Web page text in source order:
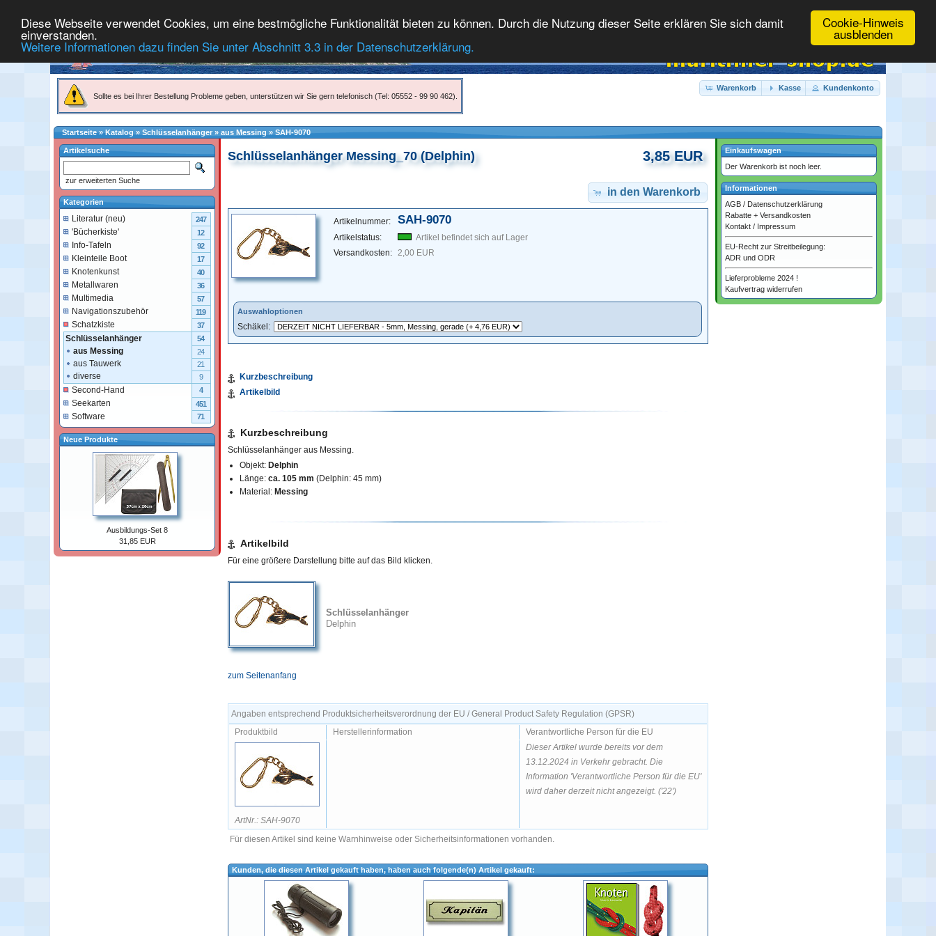
Cookie-Hinweis
ausblenden
Diese Webseite verwendet Cookies, um eine bestmögliche Funktionalität bieten zu können. Durch die Nutzung dieser Seite erklären Sie sich damit
einverstanden.
Weitere Informationen dazu finden Sie unter Abschnitt 3.3 in der Datenschutzerklärung.
Sollte es bei Ihrer Bestellung Probleme geben, unterstützen wir Sie gern telefonisch (Tel: 05552 - 99 90 462).
Warenkorb Kasse Kundenkonto
Startseite»Katalog » Schlüsselanhänger » aus Messing » SAH-9070
Schlüsselanhänger Messing_70 (Delphin) 3,85 EUR
in den Warenkorb
Artikelnummer: SAH-9070
Artikelstatus:
Artikel befindet sich auf Lager
Versandkosten:
2,00 EUR
Auswahloptionen
Schäkel:
Kurzbeschreibung
Artikelbild
Kurzbeschreibung
Schlüsselanhänger aus Messing.
Objekt: Delphin
Länge: ca. 105 mm (Delphin: 45 mm)
Material: Messing
Artikelbild
Für eine größere Darstellung bitte auf das Bild klicken.
Schlüsselanhänger
Delphin
zum Seitenanfang
Angaben entsprechend Produktsicherheitsverordnung der EU / General Product Safety Regulation (GPSR)
Produktbild
Herstellerinformation Verantwortliche Person für die EU
ArtNr.: SAH-9070
Dieser Artikel wurde bereits vor dem
13.12.2024 in Verkehr gebracht. Die
Information 'Verantwortliche Person für die EU'
wird daher derzeit nicht angezeigt. ('22')
Für diesen Artikel sind keine Warnhinweise oder Sicherheitsinformationen vorhanden.
Kunden, die diesen Artikel gekauft haben, haben auch folgende(n) Artikel gekauft:
Artikelsuche
zur erweiterten Suche
Kategorien
Literatur (neu) 247
'Bücherkiste' 12
Info-Tafeln 92
Kleinteile Boot 17
Knotenkunst 40
Metallwaren 36
Multimedia 57
Navigationszubehör 119
Schatzkiste 37
Schlüsselanhänger 54
aus Messing 24
aus Tauwerk 21
diverse 9
Second-Hand 4
Seekarten 451
Software 71
Neue Produkte
Ausbildungs-Set 8
31,85 EUR
Einkaufswagen
Der Warenkorb ist noch leer.
Informationen
AGB / Datenschutzerklärung
Rabatte + Versandkosten
Kontakt / Impressum
EU-Recht zur Streitbeilegung:
ADR und ODR
Lieferprobleme 2024 !
Kaufvertrag widerrufen